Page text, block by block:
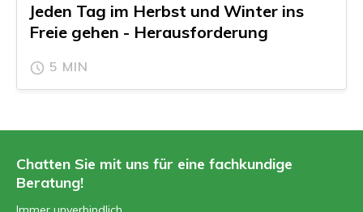
Jeden Tag im Herbst und Winter ins
Freie gehen - Herausforderung
5 MIN
Chatten Sie mit uns für eine fachkundige
Beratung!